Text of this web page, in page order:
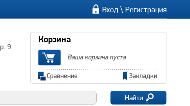
Вход \ Регистрация
9
Корзина
Ваша корзина пуста
Сравнение Закладки
Найти